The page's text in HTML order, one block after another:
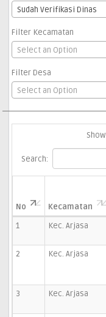
Sudah Verifikasi Dinas
Filter Kecamatan
Select an Option
Filter Desa
Select an Option
Show
Search:
No Kecamatan
1
Kec. Arjasa
2 Kec. Arjasa
3 Kec. Arjasa